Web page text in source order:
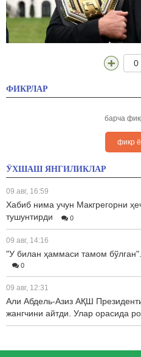
0
ФИКРЛАР
барча
фикр
ЎХШАШ ЯНГИЛИКЛАР
09 авг, 16:59
Хабиб нима учун Макгрегорни
тушунтирди
0
09 авг, 14:16
"У билан ҳаммаси тамом
0
09 авг, 12:31
Али Абдель-Азиз АҚШ
жангчини айтди. Улар орасида